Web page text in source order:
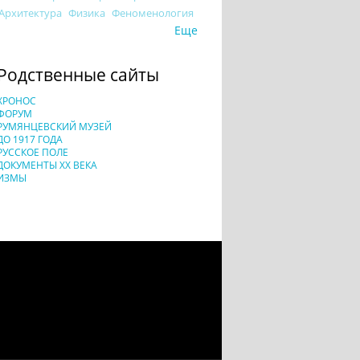
Физика Феноменология
Еще
сайты
МУЗЕЙ
1917 ГОДА
ПОЛЕ
XX ВЕКА